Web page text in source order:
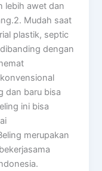
lebih awet dan
Mudah saat
plastik, septic
dengan
dan baru bisa
ini bisa
merupakan